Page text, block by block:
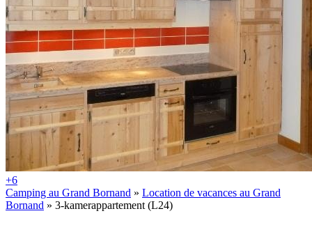
+6
Camping au Grand Bornand » Location de vacances au Grand
Bornand » 3-kamerappartement (L24)